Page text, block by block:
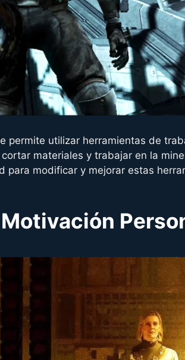
permite utilizar herramientas de
materiales y trabajar en la
para modificar y mejorar estas